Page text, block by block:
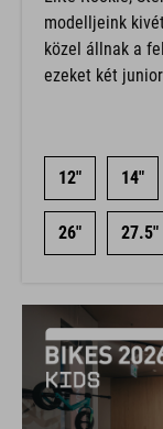
modelljeink
közel állnak a
ezeket két
12" 14"
26" 27.5"